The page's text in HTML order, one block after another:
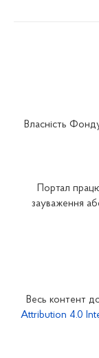
Закарпатське
Запорізьке
Кіровоградське
Власність
Портал
зауваження
Весь контент
Attribution 4.0